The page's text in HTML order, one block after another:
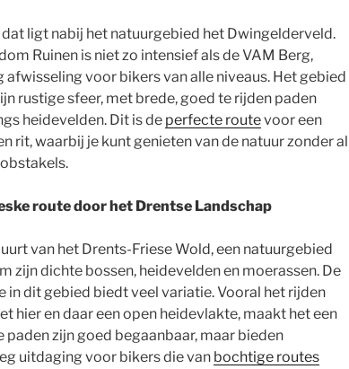
dat ligt nabij het natuurgebied het Dwingelderveld.
Ruinen is niet zo intensief als de VAM Berg,
afwisseling voor bikers van alle niveaus. Het gebied
rustige sfeer, met brede, goed te rijden paden
heidevelden. Dit is de perfecte routevoor een
rit, waarbij je kunt genieten van de natuur zonder al
route door het Drentse Landschap
van het Drents-Friese Wold, een natuurgebied
zijn dichte bossen, heidevelden en moerassen. De
in dit gebied biedt veel variatie. Vooral het rijden
hier en daar een open heidevlakte, maakt het een
paden zijn goed begaanbaar, maar bieden
uitdaging voor bikers die van bochtige routes